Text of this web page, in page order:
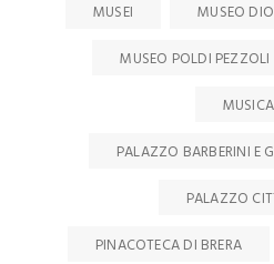
MUSEI
MUSEO
MUSEO POLDI PEZZOLI
MUSICA
PALAZZO BARBERINI E
PALAZZO
PINACOTECA DI BRERA